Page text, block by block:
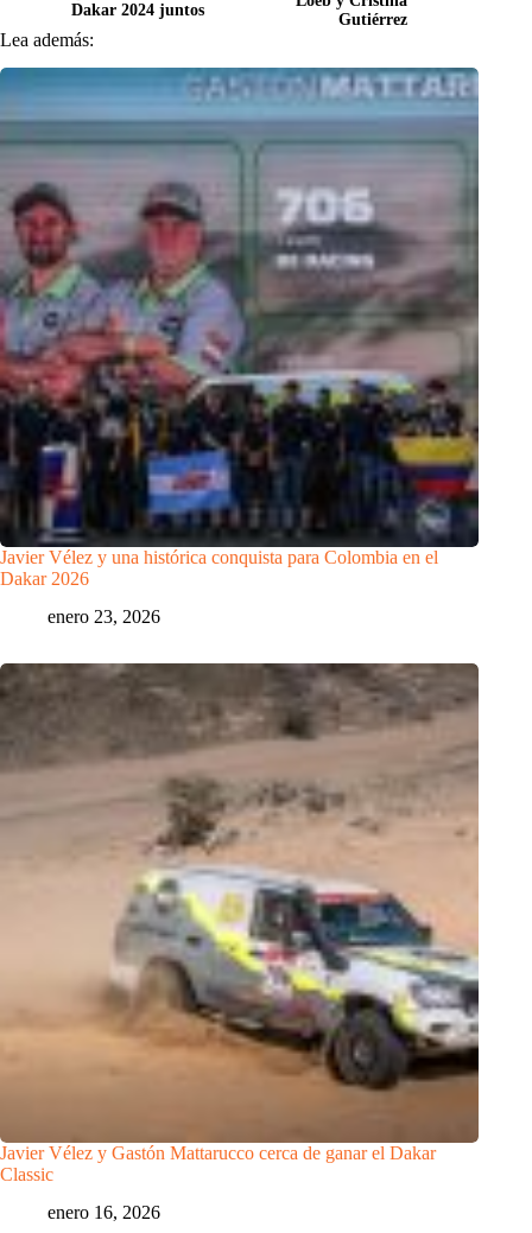
Dakar 2024 juntos
Gutiérrez
Lea además:
Javier Vélez y una histórica conquista para Colombia en el
Dakar 2026
enero 23, 2026
Javier Vélez y Gastón Mattarucco cerca de ganar el Dakar
Classic
enero 16, 2026